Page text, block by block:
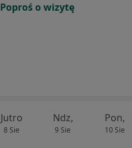
Poproś o wizytę
Jutro
8 Sie
Ndz,
9 Sie
Pon,
10 Sie